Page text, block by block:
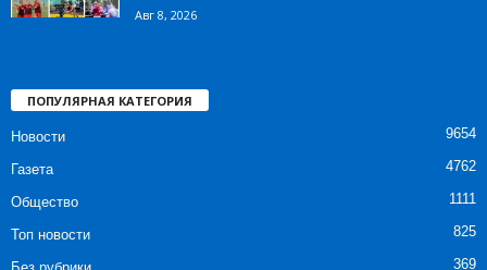
Авг 8, 2026
ПОПУЛЯРНАЯ КАТЕГОРИЯ
Новости 9654
Газета 4762
Общество 1111
Топ новости 825
369